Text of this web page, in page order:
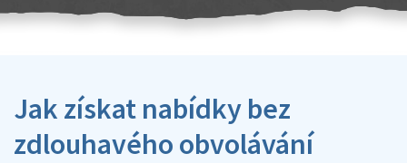
Jak získat nabídky bez
zdlouhavého obvolávání